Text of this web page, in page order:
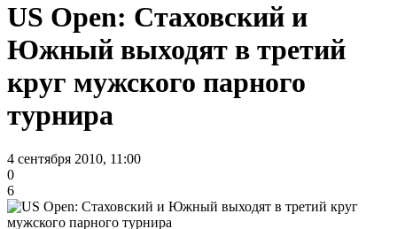
US Open: Стаховский и
Южный выходят в третий
круг мужского парного
турнира
4 сентября 2010, 11:00
0
6